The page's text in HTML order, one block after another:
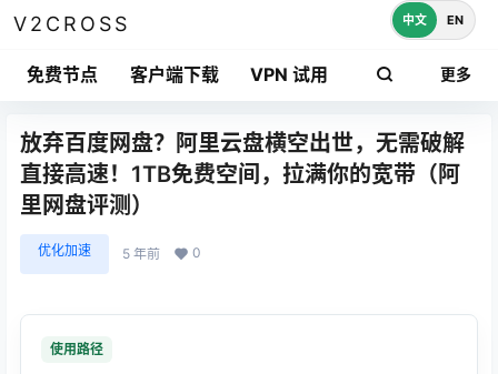
V2CROSS
免费节点 客户端下载 VPN 试用 更多
中文 EN
放弃百度网盘？阿里云盘横空出世，无需破解
直接高速！1TB免费空间，拉满你的宽带（阿
里网盘评测）
优化加速 5 年前 0
使用路径